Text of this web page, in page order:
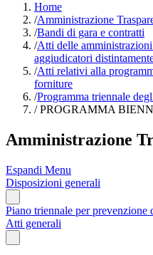
Home
/Amministrazione
/Bandi di gara e contratti
/Atti delle
aggiudicatori
/Atti relativi alla
forniture
/Programma triennale
/PROGRAMMA
Amministrazione
Espandi Menu
Disposizioni generali
Piano triennale per prevenzione
Atti generali